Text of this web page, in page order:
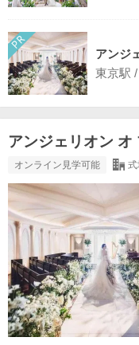
アンジ
東京駅
アンジェリオン オ
オンライン見学可能 式